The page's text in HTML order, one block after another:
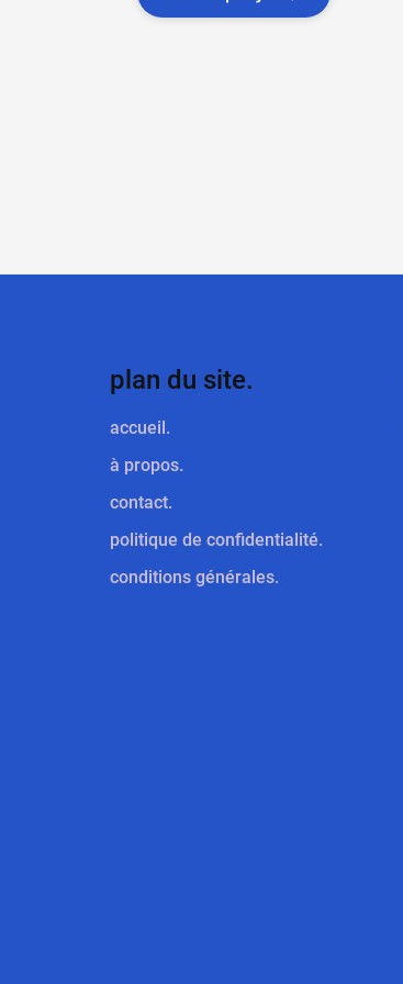
plan du site.
accueil.
à propos.
contact.
politique de confidentialité.
conditions générales.